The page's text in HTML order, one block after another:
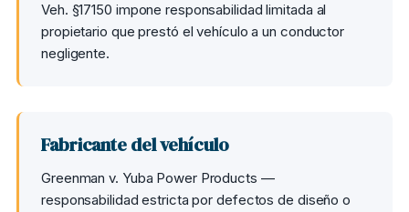
Veh. §17150 impone responsabilidad limitada al
propietario que prestó el vehículo a un conductor
negligente.
Fabricante del vehículo
Greenman v. Yuba Power Products —
responsabilidad estricta por defectos de diseño o